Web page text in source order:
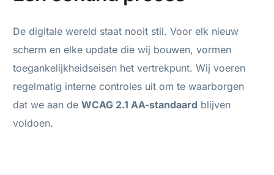
De digitale wereld staat nooit stil. Voor elk nieuw
scherm en elke update die wij bouwen, vormen
toegankelijkheidseisen het vertrekpunt. Wij voeren
regelmatig interne controles uit om te waarborgen
dat we aan de WCAG 2.1 AA-standaard blijven
voldoen.